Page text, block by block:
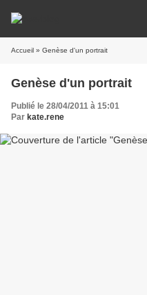
Accueil » Genèse d'un portrait
Genèse d'un portrait
Publié le 28/04/2011 à 15:01
Par kate.rene